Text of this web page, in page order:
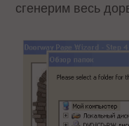
сгенерим весь